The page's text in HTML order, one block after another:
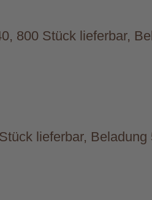
800 Stück lieferbar,
lieferbar, Beladung